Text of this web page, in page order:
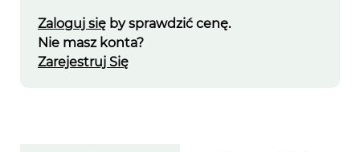
Zaloguj się by sprawdzić cenę.
Nie masz konta?
Zarejestruj Się